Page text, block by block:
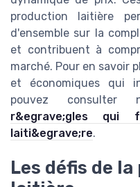
production laitière
d'ensemble sur la
et contribuent à
marché. Pour en savoir
et économiques qui
pouvez consulter
r&egrave;gles qui
laiti&egrave;re.
Les défis de